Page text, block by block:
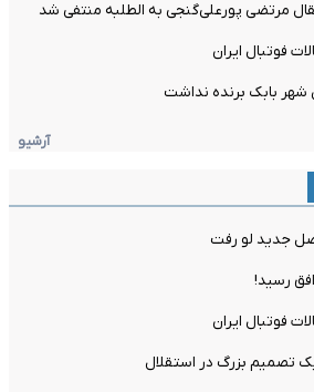
مرتضی پورعلی‌گنجی به الطلبه منتفی شد
فوتبال ایران
شهر بابک برنده نداشت
آرشیو
جدید لو رفت
رسید!
فوتبال ایران
تصمیم بزرگ در استقلال